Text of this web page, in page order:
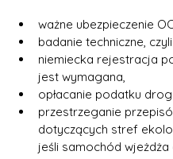
ważne ubezpieczenie
badanie techniczne, czyli
niemiecka rejestracja
jest wymagana,
opłacanie podatku
przestrzeganie
dotyczących stref
jeśli samochód